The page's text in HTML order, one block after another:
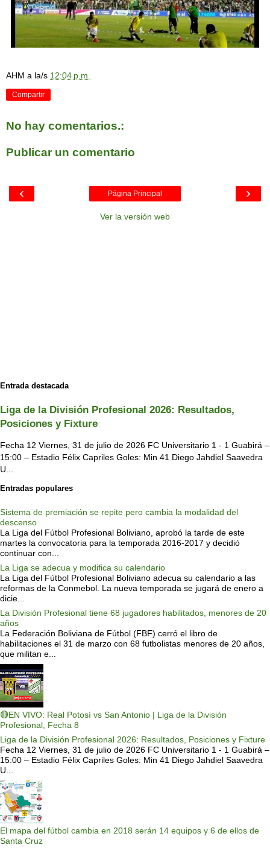
AHM a la/s 12:04 p.m.
Compartir
No hay comentarios.:
Publicar un comentario
‹ ›
Página Principal
Ver la versión web
Entrada destacada
Liga de la División Profesional 2026: Resultados,
Posiciones y Fixture
Fecha 12 Viernes, 31 de julio de 2026 FC Universitario 1 - 1 Guabirá –
15:00 – Estadio Félix Capriles Goles: Min 41 Diego Jahdiel Saavedra
U...
Entradas populares
Sistema de premiación se repite pero cambia la modalidad del
descenso
La Liga del Fútbol Profesional Boliviano, aprobó la tarde de este
martes la convocatoria para la temporada 2016-2017 y decidió
continuar con...
La Liga se adecua y modifica su calendario
La Liga del Fútbol Profesional Boliviano adecua su calendario a las
reformas de la Conmebol. La nueva temporada se jugará de enero a
dicie...
La División Profesional tiene 68 jugadores habilitados, menores de 20
años
La Federación Boliviana de Fútbol (FBF) cerró el libro de
habilitaciones el 31 de marzo con 68 futbolistas menores de 20 años,
que militan e...
🔴EN VIVO: Real Potosí vs San Antonio | Liga de la División
Profesional, Fecha 8
Liga de la División Profesional 2026: Resultados, Posiciones y Fixture
Fecha 12 Viernes, 31 de julio de 2026 FC Universitario 1 - 1 Guabirá –
15:00 – Estadio Félix Capriles Goles: Min 41 Diego Jahdiel Saavedra
U...
El mapa del fútbol cambia en 2018 serán 14 equipos y 6 de ellos de
Santa Cruz